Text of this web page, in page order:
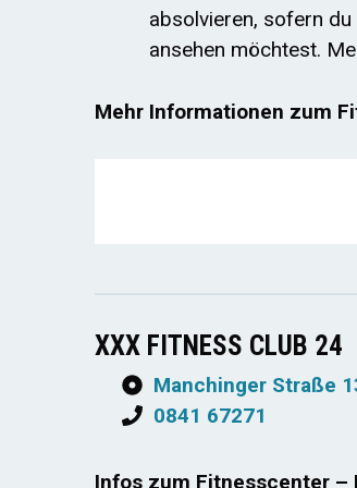
absolvieren, sofern
ansehen möchtest.
Mehr Informationen zum
XXX FITNESS CLUB 24
Manchinger Straße
0841 67271
Infos zum Fitnesscenter –